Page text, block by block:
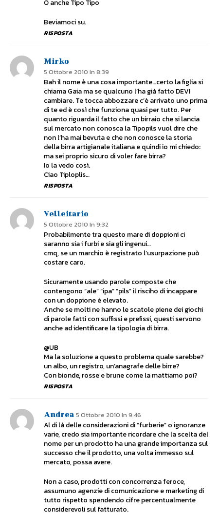
O anche Tipo Tipo
Beviamoci su.
RISPOSTA
Mirko
5 Ottobre 2010 In 8:39
Bah il nome è una cosa importante…certo la figlia si
chiama Gaia ma se qualcuno l’ha già fatto DEVI
cambiare. Te tocca abbozzare c’è arrivato uno prima
di te ed è così che funziona quasi per tutto. Per
quanto riguarda il fatto che un birraio che si lancia
sul mercato non conosca la Tipopils vuol dire che
non l’ha mai bevuta e che non conosce la storia
della birra artigianale italiana e quindi io mi chiedo:
ma sei proprio sicuro di voler fare birra?
Io la vedo così.
Ciao Tiploplis…
RISPOSTA
Velleitario
5 Ottobre 2010 In 9:32
Probabilmente tra questo mare di doppioni ci
saranno sia i furbi e sia gli ingenui…
cmq, se un marchio è registrato l’usurpazione può
costare caro.
Sicuramente usando parole composte che
contengono “ale” “ipa” “pils” il risciho di incappare
con un doppione è elevato.
Anche se molti ne hanno le scatole piene dei giochi
di parole fatti con suffissi e prefissi, questi servono
anche ad identificare la tipologia di birra.
@UB
Ma la soluzione a questo problema quale sarebbe?
un albo, un registro, un’anagrafe delle birre?
Con bionde, rosse e brune come la mattiamo poi?
RISPOSTA
Andrea 5 Ottobre 2010 In 9:46
Al di là delle considerazioni di “furberie” o ignoranze
varie, credo sia importante ricordare che la scelta del
nome per un prodotto ha una grande importanza sul
successo che il prodotto, una volta immesso sul
mercato, possa avere.
Non a caso, prodotti con concorrenza feroce,
assumuno agenzie di comunicazione e marketing di
tutto rispetto spendendo cifre percentualmente
considerevoli sul fatturato.